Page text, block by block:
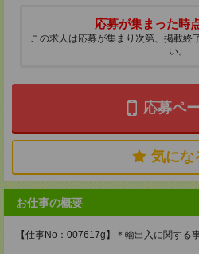
応募が集まった時
この求人は応募が集まり次第、掲載終
い。
応募ペ
気にな
お仕事の概要
【仕事No：007617g】＊輸出入に関する